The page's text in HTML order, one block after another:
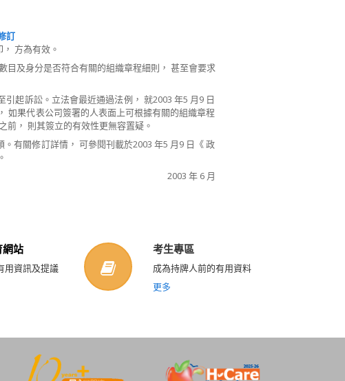
訂
方為有效。
目及身分是否符合有關的組織章程細則， 甚至會要求
起訴訟。立法會最近通過法例， 就2003 年5 月9 日
如果代表公司簽署的人表面上可根據有關的組織章程
前， 則其簽立的有效性更無容置疑。
有關修訂詳情， 可參閱刊載於2003 年5 月9 日《 政
2003 年 6 月
網站
用資訊及提議
考生專區
成為持牌人前的有用資料
更多